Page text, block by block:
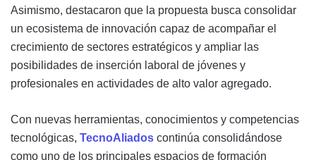
Asimismo, destacaron que la propuesta busca consolidar
un ecosistema de innovación capaz de acompañar el
crecimiento de sectores estratégicos y ampliar las
posibilidades de inserción laboral de jóvenes y
profesionales en actividades de alto valor agregado.
Con nuevas herramientas, conocimientos y competencias
tecnológicas, TecnoAliados continúa consolidándose
como uno de los principales espacios de formación